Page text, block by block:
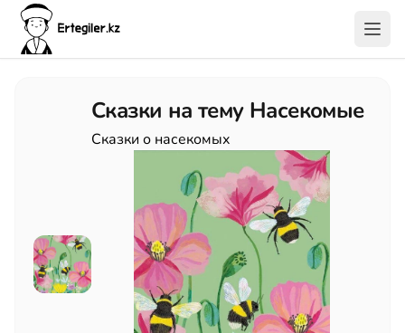
Сказки на тему Насекомые
Сказки о насекомых